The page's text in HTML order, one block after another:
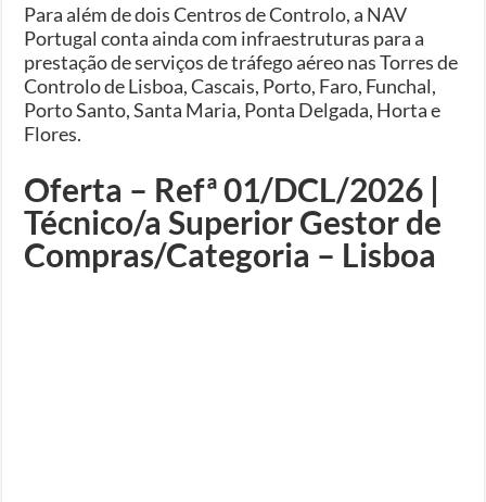
Para além de dois Centros de Controlo, a NAV
Portugal conta ainda com infraestruturas para a
prestação de serviços de tráfego aéreo nas Torres de
Controlo de Lisboa, Cascais, Porto, Faro, Funchal,
Porto Santo, Santa Maria, Ponta Delgada, Horta e
Flores.
Oferta – Refª 01/DCL/2026 |
Técnico/a Superior Gestor de
Compras/Categoria – Lisboa